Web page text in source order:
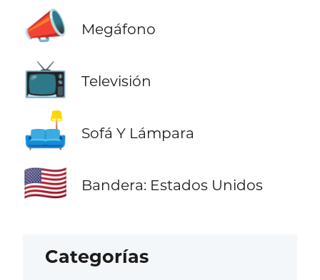
📣 Megáfono
📺 Televisión
🛋️ Sofá Y Lámpara
🇺🇸 Bandera: Estados Unidos
Categorías